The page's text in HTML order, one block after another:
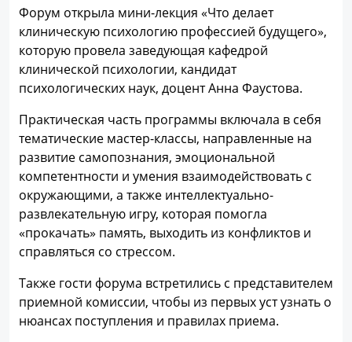
Форум открыла мини-лекция «Что делает
клиническую психологию профессией будущего»,
которую провела заведующая кафедрой
клинической психологии, кандидат
психологических наук, доцент Анна Фаустова.
Практическая часть программы включала в себя
тематические мастер-классы, направленные на
развитие самопознания, эмоциональной
компетентности и умения взаимодействовать с
окружающими, а также интеллектуально-
развлекательную игру, которая помогла
«прокачать» память, выходить из конфликтов и
справляться со стрессом.
Также гости форума встретились с представителем
приемной комиссии, чтобы из первых уст узнать о
нюансах поступления и правилах приема.